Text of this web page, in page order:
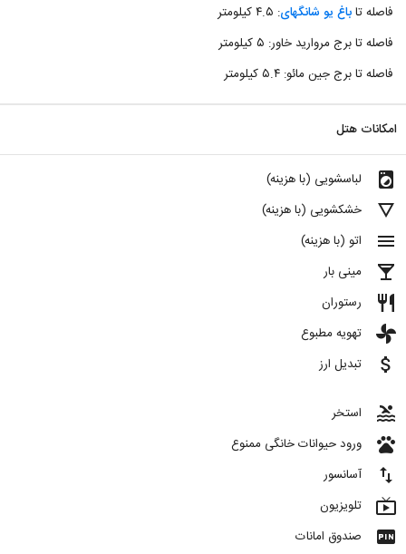
فاصله تاباغ یو شانگهای: ۴.۵ کیلومتر
فاصله تا برج مروارید خاور: ۵ کیلومتر
فاصله تا برج جین مائو: ۵.۴ کیلومتر
امکانات هتل
local_laundry_service لباسشویی (با هزینه)
details خشکشویی (با هزینه)
menu اتو (با هزینه)
local_bar مینی بار
restaurant رستوران
toys تهویه مطبوع
attach_money تبدیل ارز
pool استخر
pets ورود حیوانات خانگی ممنوع
import_export آسانسور
live_tv تلویزیون
fiber_pin صندوق امانات